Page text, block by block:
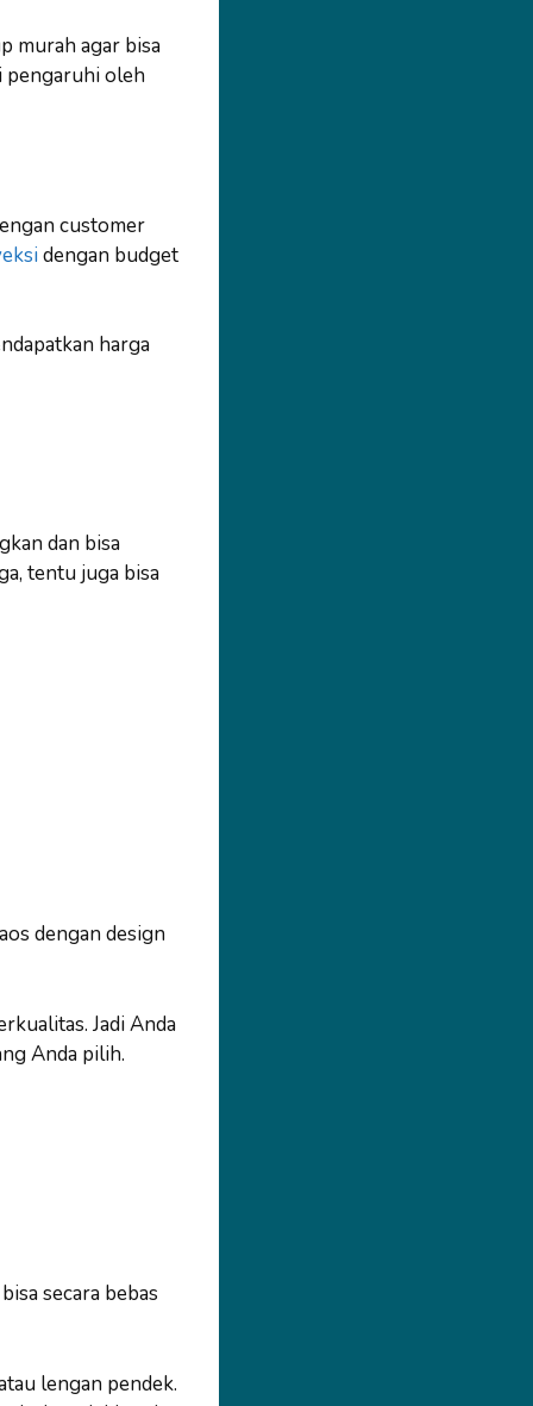
murah agar bisa
pengaruhi oleh
customer
dengan budget
harga
dan bisa
tentu juga bisa
dengan design
Jadi Anda
Anda pilih.
secara bebas
lengan pendek.